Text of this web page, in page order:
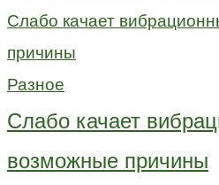
Разное
Слабо качает
возможные причины